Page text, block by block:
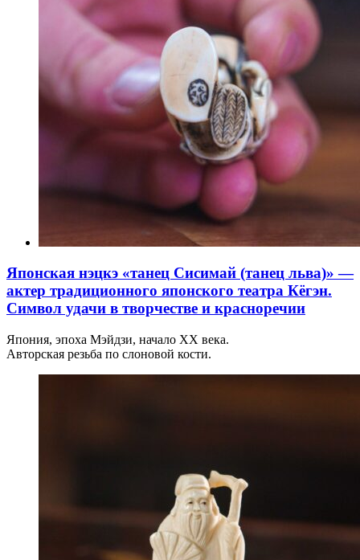
Японская нэцкэ «танец Сисимай (танец льва)» —
актер традиционного японского театра Кёгэн.
Символ удачи в творчестве и красноречии
Япония, эпоха Мэйдзи, начало XX века.
Авторская резьба по слоновой кости.